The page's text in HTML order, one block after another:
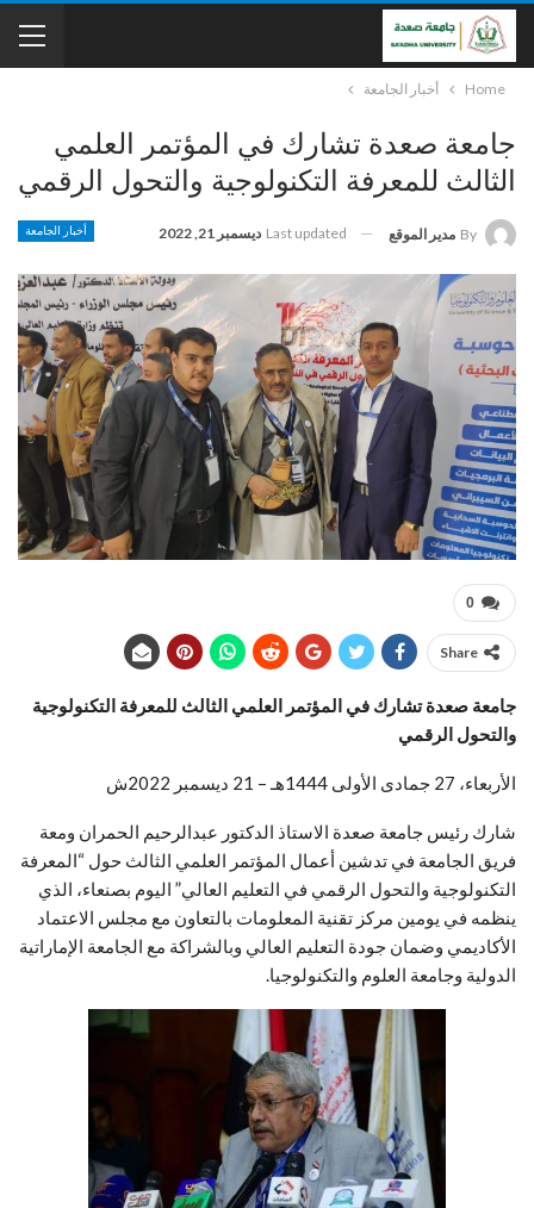
Home أخبار الجامعة
جامعة صعدة تشارك في المؤتمر العلمي
الثالث للمعرفة التكنولوجية والتحول الرقمي
أخبار الجامعة By مدير الموقع Last updated ديسمبر 21, 2022
0
Share
جامعة صعدة تشارك في المؤتمر العلمي الثالث للمعرفة التكنولوجية
والتحول الرقمي
الأربعاء، 27 جمادى الأولى 1444هـ – 21 ديسمبر 2022 ش
شارك رئيس جامعة صعدة الاستاذ الدكتور عبدالرحيم الحمران ومعة
فريق الجامعة في تدشين أعمال المؤتمر العلمي الثالث حول “المعرفة
التكنولوجية والتحول الرقمي في التعليم العالي” اليوم بصنعاء، الذي
ينظمه في يومين مركز تقنية المعلومات بالتعاون مع مجلس الاعتماد
الأكاديمي وضمان جودة التعليم العالي وبالشراكة مع الجامعة الإماراتية
الدولية وجامعة العلوم والتكنولوجيا.